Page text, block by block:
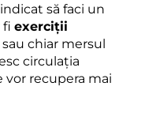
să faci un
fi exerciții
chiar mersul
circulația
vor recupera mai